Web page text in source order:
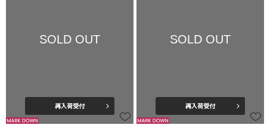
SOLD OUT
再入荷受付
SOLD OUT
再入荷受付